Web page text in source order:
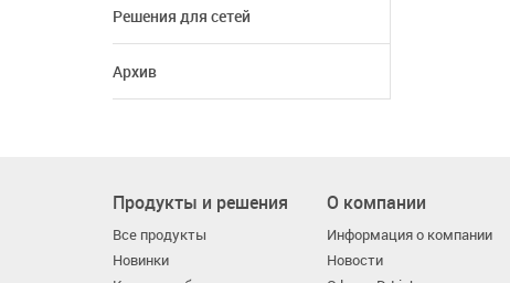
Решения для сетей
Архив
Продукты и решения
Все продукты
Новинки
О компании
Информация о компании
Новости